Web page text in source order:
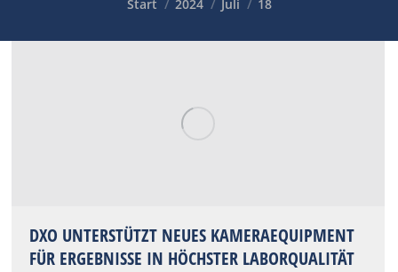
Start 2024 Juli 18
DXO UNTERSTÜTZT NEUES KAMERAEQUIPMENT
FÜR ERGEBNISSE IN HÖCHSTER LABORQUALITÄT